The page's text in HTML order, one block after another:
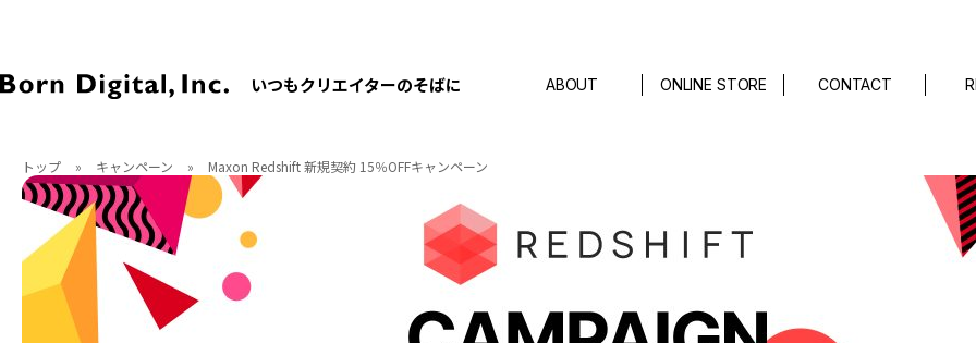
いつもクリエイターのそばに ABOUT ONLINE STORE CONTACT
トップ » キャンペーン » Maxon Redshift 新規契約 15％OFFキャンペーン